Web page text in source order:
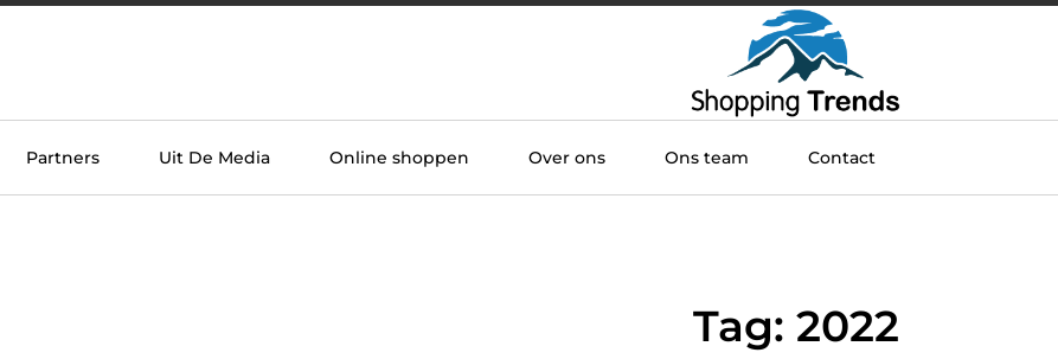
Partners Uit De Media Online shoppen Over ons Ons team Contact
Tag: 2022